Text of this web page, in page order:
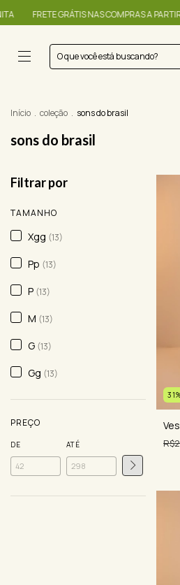
NAS COMPRAS A PARTIR DE R$399 até
Início . coleção . sons do brasil
sons do brasil
Filtrar por
TAMANHO
Xgg (13)
Pp (13)
P (13)
M (13)
G (13)
Gg (13)
PREÇO
DE ATÉ
31